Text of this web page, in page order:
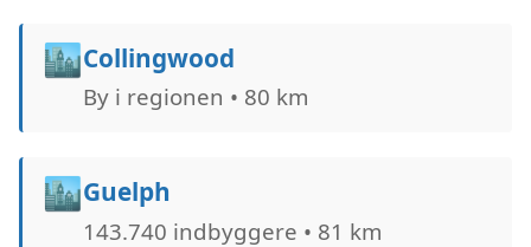
🏙️Collingwood
By i regionen • 80 km
🏙️Guelph
143.740 indbyggere • 81 km